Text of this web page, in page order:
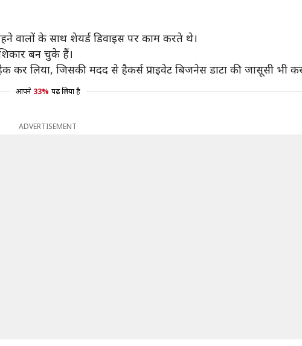
वालों के साथ शेयर्ड डिवाइस पर काम करते थे।
बन चुके हैं।
लिया, जिसकी मदद से हैकर्स प्राइवेट बिजनेस डाटा की जासूसी भी
आपने 33% पढ़ लिया है
ADVERTISEMENT